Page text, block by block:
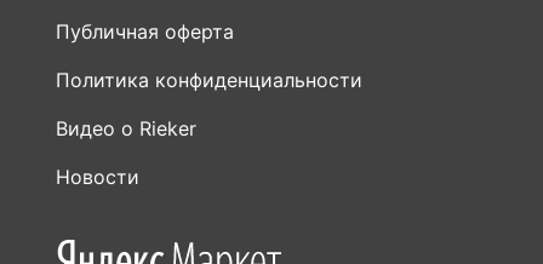
Публичная оферта
Политика конфиденциальности
Видео о Rieker
Новости